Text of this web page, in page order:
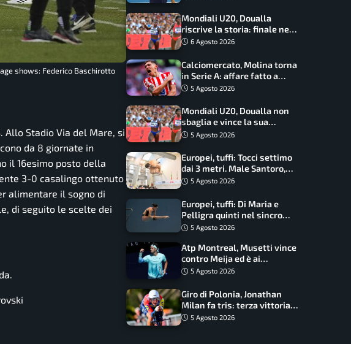
shows: Federico Baschirotto
. Allo Stadio Via del Mare, si
da 8 giornate in
il 16esimo posto della
3-0 casalingo ottenuto
alimentare il sogno di
di seguito le scelte dei
Mondiali U20, Doualla
riscrive la storia: finale nei
100 metri dopo trent’anni
6 Agosto 2026
Calciomercato, Molina torna
in Serie A: affare fatto a
cifre sorprendenti
5 Agosto 2026
Mondiali U20, Doualla non
sbaglia e vince la sua
batteria sui 100 metri:
5 Agosto 2026
Europei, tuffi: Tocci settimo
dai 3 metri. Male Santoro,
Wesemann si prende l’oro
5 Agosto 2026
Europei, tuffi: Di Maria e
Pelligra quinti nel sincro
misto. Oro all’Ucraina
5 Agosto 2026
Atp Montreal, Musetti vince
contro Meija ed è ai
sedicesimi
5 Agosto 2026
Giro di Polonia, Jonathan
Milan fa tris: terza vittoria
consecutiva e primato
5 Agosto 2026